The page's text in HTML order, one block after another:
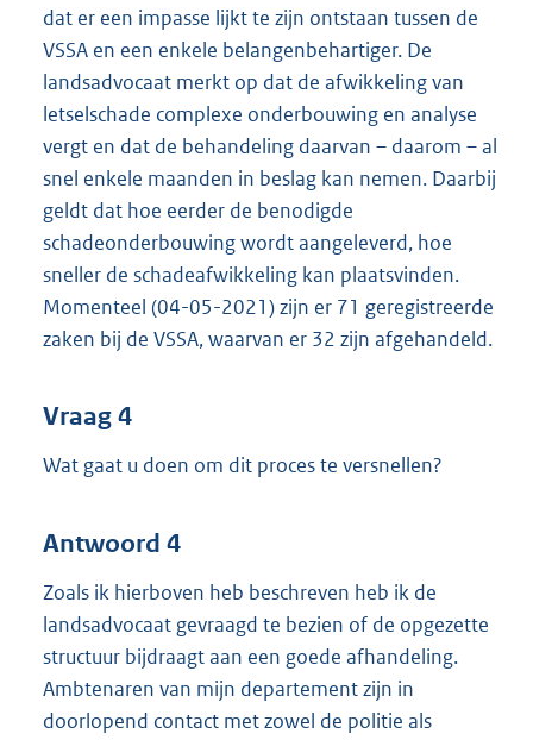
dat er een impasse lijkt te zijn ontstaan tussen de
VSSA en een enkele belangenbehartiger. De
landsadvocaat merkt op dat de afwikkeling van
letselschade complexe onderbouwing en analyse
vergt en dat de behandeling daarvan – daarom – al
snel enkele maanden in beslag kan nemen. Daarbij
geldt dat hoe eerder de benodigde
schadeonderbouwing wordt aangeleverd, hoe
sneller de schadeafwikkeling kan plaatsvinden.
Momenteel (04-05-2021) zijn er 71 geregistreerde
zaken bij de VSSA, waarvan er 32 zijn afgehandeld.
Vraag 4
Wat gaat u doen om dit proces te versnellen?
Antwoord 4
Zoals ik hierboven heb beschreven heb ik de
landsadvocaat gevraagd te bezien of de opgezette
structuur bijdraagt aan een goede afhandeling.
Ambtenaren van mijn departement zijn in
doorlopend contact met zowel de politie als